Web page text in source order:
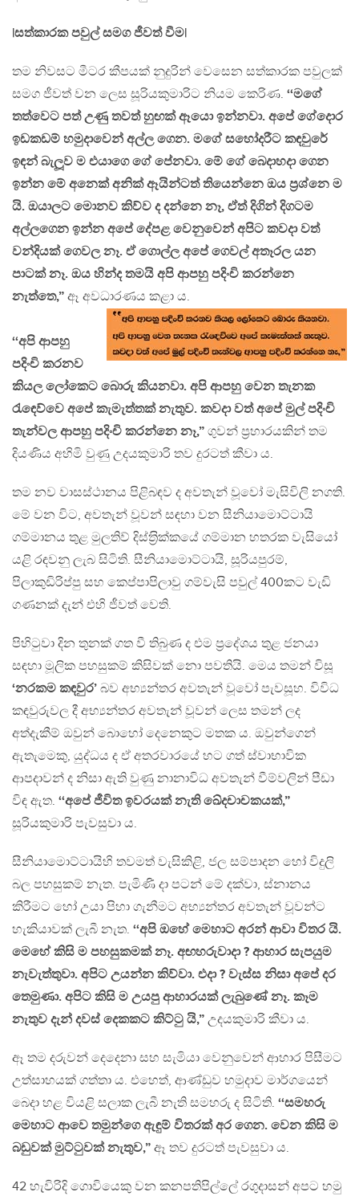
|සත්කාරක පවුල් සමග ජීවත් වීම|
තම නිවසට මීටර කීපයක් නුදුරින් වෙසෙන සත්කාරක පවුලක්
සමග ජීවත් වන ලෙස සූරියකුමාරිට නියම කෙරිණ. ‘‘මගේ
තත්වෙට පත් උණු තවත් හුඟක් ඈයො ඉන්නවා. අපේ ගේදොර
ඉඩකඩම් හමුදාවෙන් අල්ල ගෙන. මගේ සහෝදරීට කඳවුරේ
ඉඳන් බැලූව ම එයාගෙ ගේ පේනවා. මේ ගේ බෙදාහදා ගෙන
ඉන්න මේ අනෙක් අනික් ඈයින්ටත් තියෙන්නෙ ඔය ප‍්‍රශ්නෙ ම
යි. ඔයාලට මොනව කිව්ව ද දන්නෙ නෑ, ඒත් දිගින් දිගටම
අල්ලගෙන ඉන්න අපේ දේපළ වෙනුවෙන් අපිට කවදා වත්
වන්දියක් ගෙවල නෑ. ඒ ගොල්ල අපේ ගෙවල් අතෑරල යන
පාටක් නෑ. ඔය හින්ද තමයි අපි ආපහු පදිංචි කරන්නෙ
නැත්තෙ,” ඈ අවධාරණය කළා ය.
‘‘අපි ආපහු
පදිංචි කරනව
කියල ලෝකෙට බොරු කියනවා. අපි ආපහු වෙන තැනක
රැඳෙව්වෙ අපේ කැමැත්තක් නැතුව. කවදා වත් අපේ මුල් පදිංචි
තැන්වල ආපහු පදිංචි කරන්නෙ නෑ,” ගුවන් ප‍්‍රහාරයකින් තම
දියණිය අහිමි වුණු උදයකුමාරි තව දුරටත් කීවා ය.
තම නව වාසස්ථානය පිළිබඳව ද අවතැන් වූවෝ මැසිවිලි නගති.
මේ වන විට, අවතැන් වූවන් සඳහා වන සීනියාමොට්ටායි
ගම්මානය තුළ මුලතිව් දිස්ත‍්‍රික්කයේ ගම්මාන හතරක වැසියෝ
යළි රඳවනු ලැබ සිටිති. සීනියාමොට්ටායි, සූරියපුරම්,
පිලාකුඩිරිප්පු සහ කෙප්පාපිලාවු ගම්වැසි පවුල් 400කට වැඩි
ගණනක් දැන් එහි ජීවත් වෙති.
පිහිටුවා දින තුනක් ගත වී තිබුණ ද එම ප‍්‍රදේශය තුළ ජනයා
සඳහා මූලික පහසුකම් කිසිවක් නො පවතියි. මෙය තමන් විසූ
‘නරකම කඳවුර’ බව අභ්‍යන්තර අවතැන් වූවෝ පැවසූහ. විවිධ
කඳවුරුවල දී අභ්‍යන්තර අවතැන් වූවන් ලෙස තමන් ලද
අත්දැකීම් ඔවුන් බොහෝ දෙනෙකුට මතක ය. ඔවුන්ගෙන්
ඇතැමෙකු, යුද්ධය ද ඒ අතරවාරයේ හට ගත් ස්වාභාවික
ආපදාවන් ද නිසා ඇති වුණු නානාවිධ අවතැන් වීම්වලින් පීඩා
විඳ ඇත. ‘‘අපේ ජීවිත ඉවරයක් නැති ඛේදචාචකයක්,”
සූරියකුමාරි පැවසුවා ය.
සීනියාමොට්ටායිහි තවමත් වැසිකිළි, ජල සම්පාදන හෝ විදුලි
බල පහසුකම් නැත. පැමිණි දා පටන් මේ දක්වා, ස්නානය
කිරීමට හෝ උයා පිහා ගැනීමට අභ්‍යන්තර අවතැන් වූවන්ට
හැකියාවක් ලැබී නැත. ‘‘අපි ඔහේ මෙහාට අරන් ආවා විතර යි.
මෙහේ කිසි ම පහසුකමක් නෑ. අඟහරුවාදා ? ආහාර සැපයුම
නැවැත්තුවා. අපිට උයන්න කිව්වා. එදා ? වැස්ස නිසා අපේ දර
තෙමුණා. අපිට කිසි ම උයපු ආහාරයක් ලැබුණේ නෑ. කෑම
නැතුව දැන් දවස් දෙකකට කිට්ටු යි,” උදයකුමාරි කීවා ය.
ඈ තම දරුවන් දෙදෙනා සහ සැමියා වෙනුවෙන් ආහාර පිසීමට
උත්සාහයක් ගත්තා ය. එහෙත්, ආණ්ඩුව හමුදාව මාර්ගයෙන්
බෙදා හළ වියළි සලාක ලැබී නැති සමහරු ද සිටිති. ‘‘සමහරු
මෙහාට ආවෙ තමුන්ගෙ ඇඳුම් විතරක් අර ගෙන. වෙන කිසි ම
බඩුවක් මුට්ටුවක් නැතුව,” ඈ තව දුරටත් පැවසුවා ය.
42 හැවිරිදි ගොවියෙකු වන කනපතිපිල්ලේ රගුදාසන් අපට හමු